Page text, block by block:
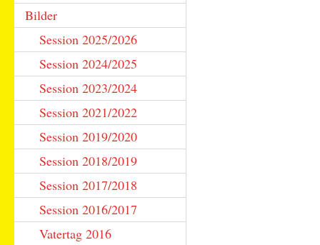
Bilder
Session 2025/2026
Session 2024/2025
Session 2023/2024
Session 2021/2022
Session 2019/2020
Session 2018/2019
Session 2017/2018
Session 2016/2017
Vatertag 2016